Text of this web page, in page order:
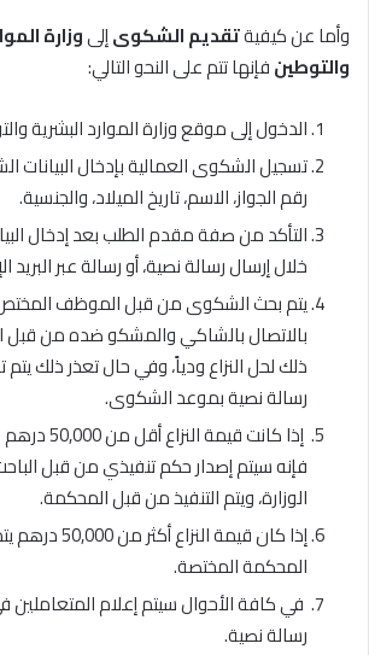
وأما عن كيفيةتقديم الشكوىإلىوزارة
والتوطينفإنها تتم على النحو التالي:
الدخول إلى موقع وزارة الموارد البشرية
تسجيل الشكوى العمالية بإدخال البيانات
رقم الجواز، الاسم، تاريخ الميلاد، والجنسية.
التأكد من صفة مقدم الطلب بعد إدخال
خلال إرسال رسالة نصية، أو رسالة عبر البريد
يتم بحث الشكوى من قبل الموظف المختص،
بالاتصال بالشاكي والمشكو ضده من قبل
ذلك لحل النزاع ودياً، وفي حال تعذر ذلك
رسالة نصية بموعد الشكوى.
إذا كانت
فإنه سيتم إصدار حكم تنفيذي من قبل
الوزارة، ويتم التنفيذ من قبل المحكمة.
إذا كان قيمة
المحكمة المختصة.
في كافة الأحوال سيتم إعلام
رسالة نصية.